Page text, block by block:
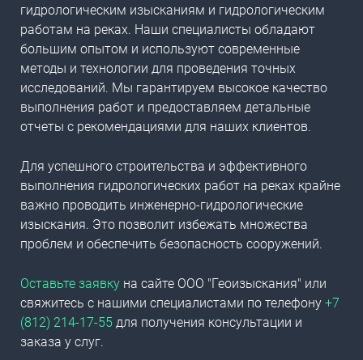
гидрологическим изысканиям и гидрологическим
работам на реках. Наши специалисты обладают
большим опытом и используют современные
методы и технологии для проведения точных
исследований. Мы гарантируем высокое качество
выполнения работ и предоставляем детальные
отчеты с рекомендациями для наших клиентов.
Для успешного строительства и эффективного
выполнения гидрологических работ на реках крайне
важно проводить инженерно-гидрологические
изыскания. Это позволит избежать множества
проблем и обеспечить безопасность сооружений.
Оставьте заявку на сайте ООО "Геоизыскания" или
свяжитесь с нашими специалистами по телефону +7
(812) 214-17-55 для получения консультации и
заказа у слуг.